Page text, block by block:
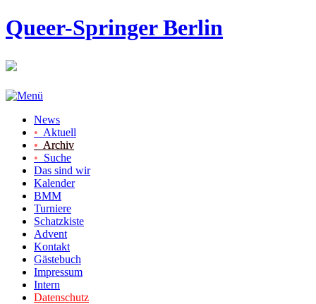
Queer-Springer Berlin
News
• Aktuell
• Archiv
• Suche
Das sind wir
Kalender
BMM
Turniere
Schatzkiste
Advent
Kontakt
Gästebuch
Impressum
Intern
Datenschutz